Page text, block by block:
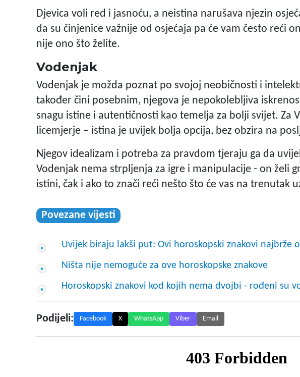
Djevica voli red i jasnoću, a neistina narušava njezin
da su činjenice važnije od osjećaja pa će vam često reći
nije ono što želite.
Vodenjak
Vodenjak je možda poznat po svojoj neobičnosti i
također čini posebnim, njegova je nepokolebljiva
snagu istine i autentičnosti kao temelja za bolji svijet. Za
licemjerje – istina je uvijek bolja opcija, bez obzira na
Njegov idealizam i potreba za pravdom tjeraju ga da
Vodenjak nema strpljenja za igre i manipulacije - on želi
istini, čak i ako to znači reći nešto što će vas na trenutak
Povezane vijesti
Uvijek biraju lakši put: Ovi horoskopski znakovi najbrže
Ništa nije nemoguće za ove horoskopske znakove
Horoskopski znakovi kod kojih nema dvojbi - rođeni su
Podijeli: Facebook X WhatsApp Viber Email